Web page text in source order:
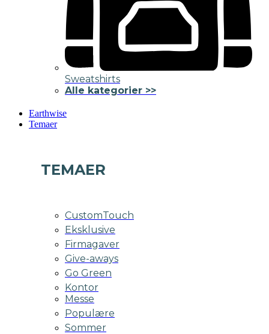
Sweatshirts
Alle kategorier >>
Earthwise
Temaer
TEMAER
CustomTouch
Eksklusive
Firmagaver
Give-aways
Go Green
Kontor
Messe
Populære
Sommer